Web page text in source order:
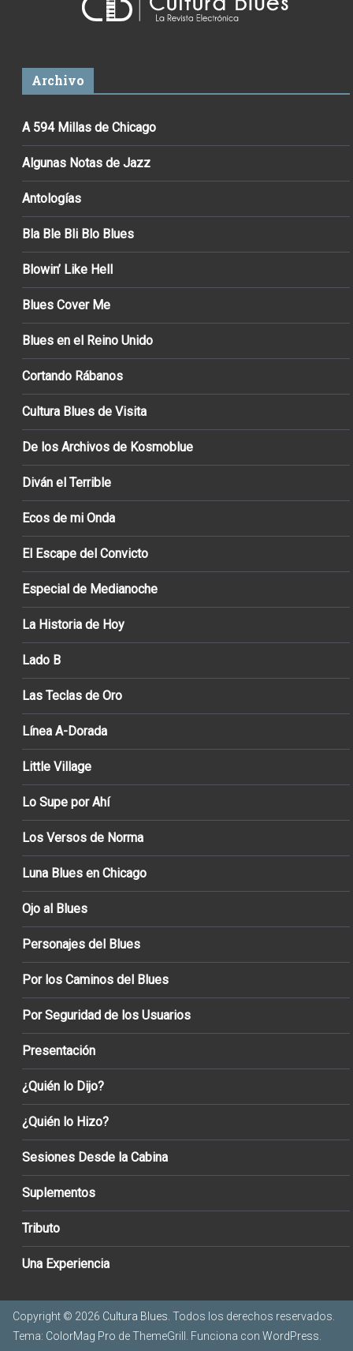
Archivo
A 594 Millas de Chicago
Algunas Notas de Jazz
Antologías
Bla Ble Bli Blo Blues
Blowin’ Like Hell
Blues Cover Me
Blues en el Reino Unido
Cortando Rábanos
Cultura Blues de Visita
De los Archivos de Kosmoblue
Diván el Terrible
Ecos de mi Onda
El Escape del Convicto
Especial de Medianoche
La Historia de Hoy
Lado B
Las Teclas de Oro
Línea A-Dorada
Little Village
Lo Supe por Ahí
Los Versos de Norma
Luna Blues en Chicago
Ojo al Blues
Personajes del Blues
Por los Caminos del Blues
Por Seguridad de los Usuarios
Presentación
¿Quién lo Dijo?
¿Quién lo Hizo?
Sesiones Desde la Cabina
Suplementos
Tributo
Una Experiencia
Copyright © 2026 Cultura Blues. Todos los derechos reservados.
Tema: ColorMag Pro de ThemeGrill. Funciona con WordPress.